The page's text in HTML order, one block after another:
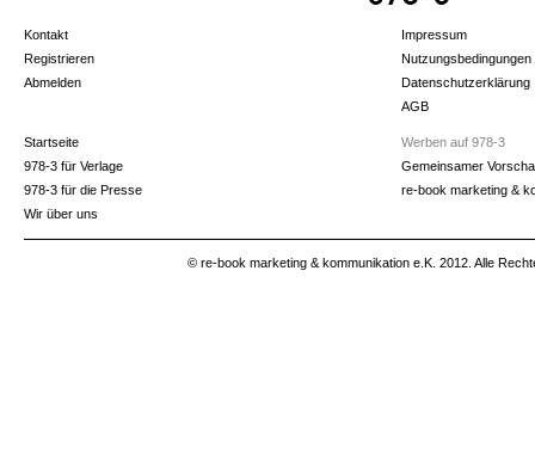
Kontakt
Registrieren
Abmelden
Impressum
Nutzungsbedingungen
Datenschutzerklärung
AGB
Startseite
978-3 für Verlage
978-3 für die Presse
Wir über uns
Werben auf 978-3
Gemeinsamer
re-book marketing &
© re-book marketing & kommunikation e.K. 2012. Alle